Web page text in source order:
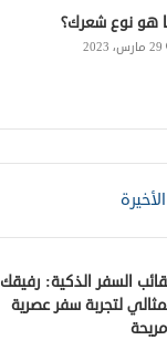
هو نوع شعرك؟
29 مارس، 2023
الأخيرة
السفر الذكية: رفيقك
لتجربة سفر عصرية